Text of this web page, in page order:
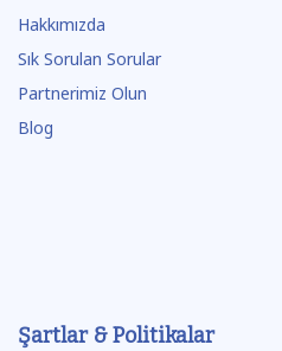
Hakkımızda
Sık Sorulan Sorular
Partnerimiz Olun
Blog
Şartlar & Politikalar